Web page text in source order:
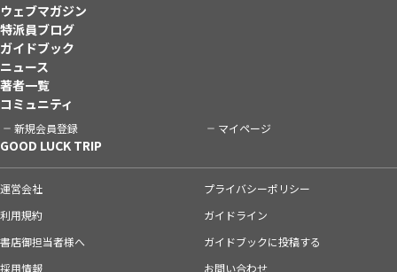
ウェブマガジン
特派員ブログ
ガイドブック
ニュース
著者一覧
コミュニティ
新規会員登録 マイページ
GOOD LUCK TRIP
運営会社
プライバシーポリシー
利用規約
ガイドライン
書店御担当者様へ
ガイドブックに投稿する
採用情報
お問い合わせ